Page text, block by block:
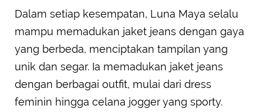
Dalam setiap kesempatan, Luna Maya selalu
mampu memadukan jaket jeans dengan gaya
yang berbeda, menciptakan tampilan yang
unik dan segar. Ia memadukan jaket jeans
dengan berbagai outfit, mulai dari dress
feminin hingga celana jogger yang sporty.